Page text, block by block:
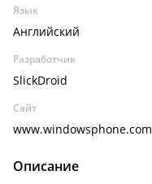
Язык
Английский
Разработчик
SlickDroid
Сайт
www.windowsphone.com
Описание